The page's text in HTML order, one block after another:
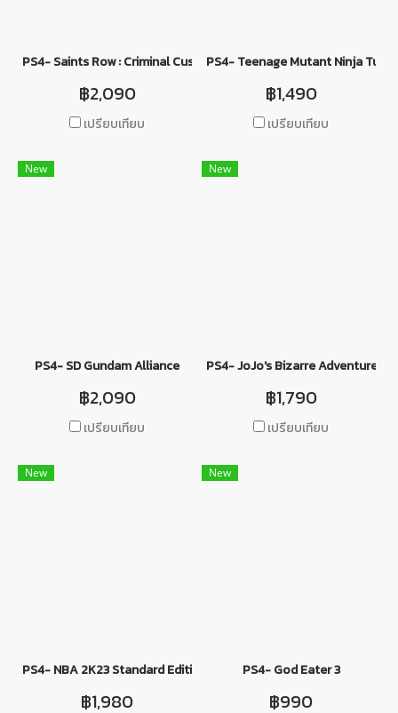
PS4- Saints Row : Criminal Customs Edition
฿2,090
เปรียบเทียบ
PS4- Teenage Mutant Ninja
฿1,490
เปรียบเทียบ
New
PS4- SD Gundam Alliance
฿2,090
เปรียบเทียบ
New
PS4- JoJo's Bizarre Adventure:
฿1,790
เปรียบเทียบ
New
PS4- NBA 2K23 Standard Edition
฿1,980
New
PS4- God Eater 3
฿990